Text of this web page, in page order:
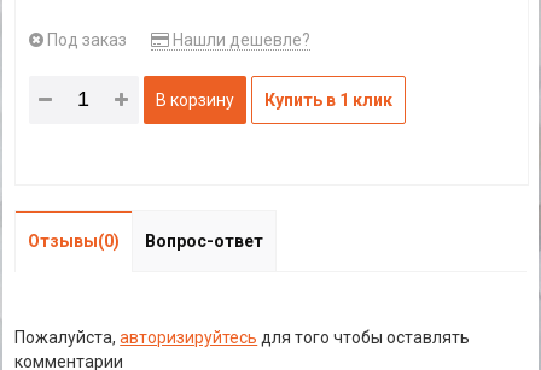
Под заказ Нашли дешевле?
В корзину Купить в 1 клик
Отзывы(0) Вопрос-ответ
Пожалуйста,авторизируйтесь для того чтобы оставлять
комментарии